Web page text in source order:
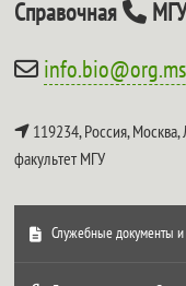
Справочная
119234, Россия,
факультет МГУ
Служебные документы